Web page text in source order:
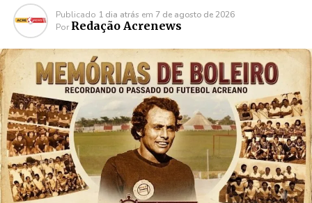
Publicado 1 dia atrás em 7 de agosto de 2026
Por Redação Acrenews